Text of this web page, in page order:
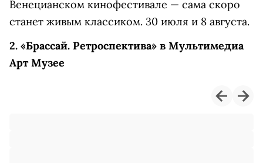
Венецианском кинофестивале — сама скоро
станет живым классиком. 30 июля и 8 августа.
2. «Брассай. Ретроспектива» в Мультимедиа
Арт Музее